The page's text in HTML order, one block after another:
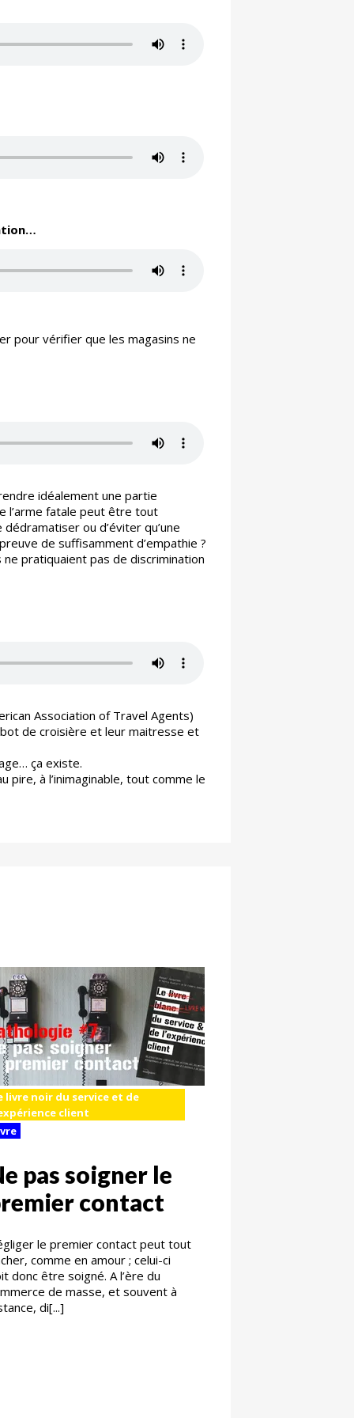
pour vérifier que les magasins ne
idéalement une partie
l’arme fatale peut être tout
ou d’éviter qu’une
de suffisamment d’empathie ?
pratiquaient pas de discrimination
Association of Travel Agents)
de croisière et leur maitresse et
ça existe.
à l’inimaginable, tout comme le
livre noir du service et de
client
pas soigner le
contact
le premier contact peut tout
comme en amour ; celui-ci
donc être soigné. A l’ère du
de masse, et souvent à
di[...]